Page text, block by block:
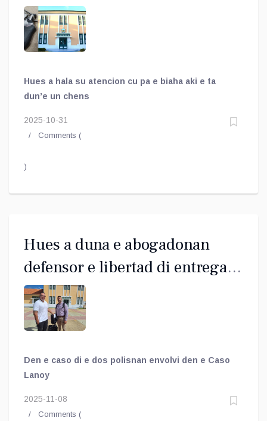
y tabatin revolver
Hues a hala su atencion cu pa e biaha aki e ta
dun’e un chens
2025-10-31
Comments (
)
Hues a duna e abogadonan
defensor e libertad di entrega
nan mes analisis
Den e caso di e dos polisnan envolvi den e Caso
Lanoy
2025-11-08
Comments (